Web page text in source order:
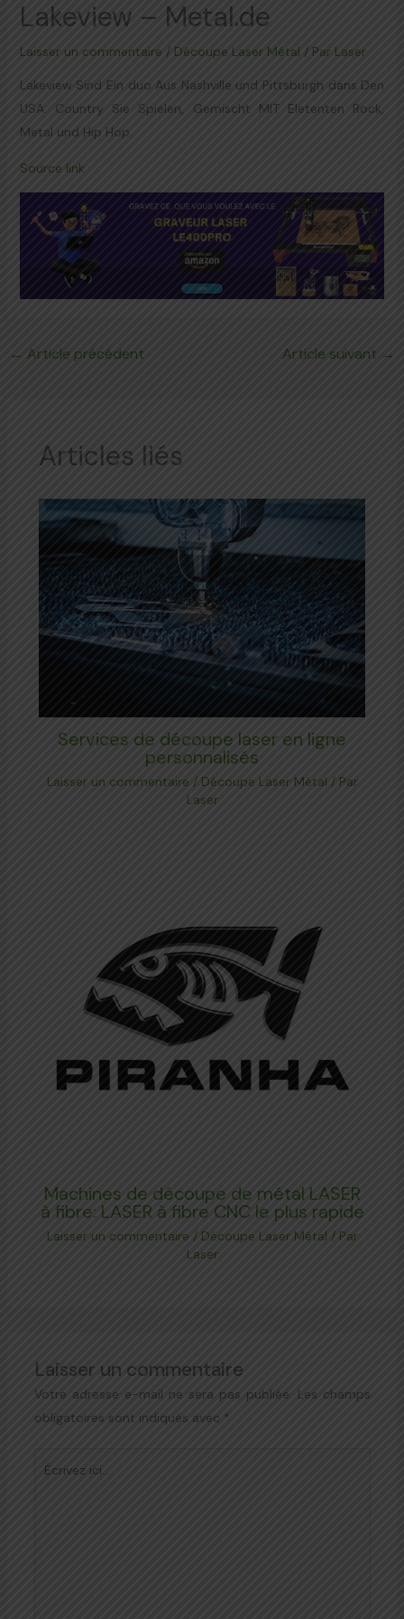
Lakeview – Metal.de
Laisser un commentaire / Découpe Laser Métal / Par Laser
Lakeview Sind Ein duo Aus Nashville und Pittsburgh dans Den
USA. Country Sie Spielen, Gemischt MIT Eletenten Rock,
Metal und Hip Hop.
Source link
← Article précédent Article suivant →
Articles liés
Services de découpe laser en ligne
personnalisés
Laisser un commentaire / Découpe Laser Métal / Par
Laser
Machines de découpe de métal LASER
à fibre: LASER à fibre CNC le plus rapide
Laisser un commentaire / Découpe Laser Métal / Par
Laser
Laisser un commentaire
Votre adresse e-mail ne sera pas publiée. Les champs
obligatoires sont indiqués avec *